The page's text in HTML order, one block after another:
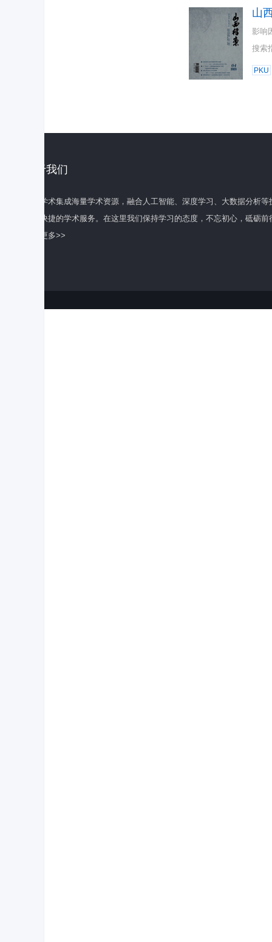
山
影响
搜索
PKU
关于我们
百度学术集成海量学术资源，融合人工智能、深度学习、大数据分析
全面快捷的学术服务。在这里我们保持学习的态度，不忘初心，砥砺前
了解更多>>